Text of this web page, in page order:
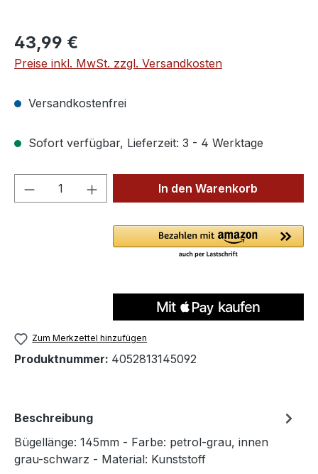
Regulärer Preis:
43,99 €
Preise inkl. MwSt. zzgl. Versandkosten
Versandkostenfrei
Sofort verfügbar, Lieferzeit: 3 - 4 Werktage
Produkt Anzahl: Gib denIn den Warenkorb
Zum Merkzettel hinzufügen
Produktnummer: 4052813145092
Beschreibung
Bügellänge: 145mm - Farbe: petrol-grau, innen
grau-schwarz - Material: Kunststoff